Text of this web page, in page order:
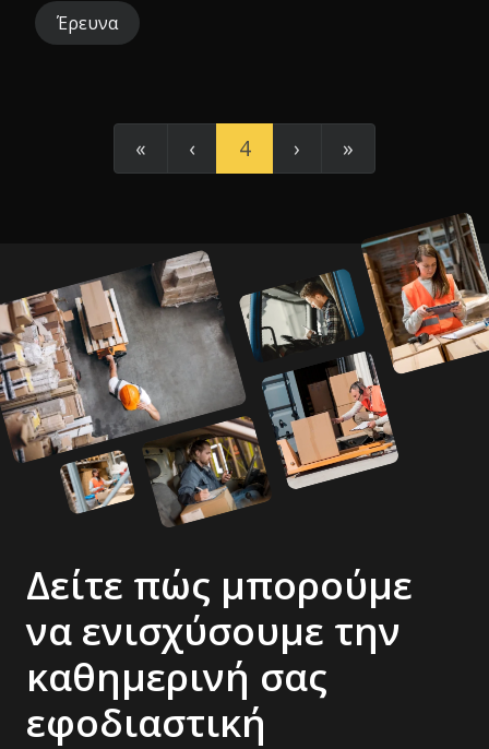
Έρευνα
« ‹ 4 › »
Δείτε πώς μπορούμε
να ενισχύσουμε την
καθημερινή σας
εφοδιαστική